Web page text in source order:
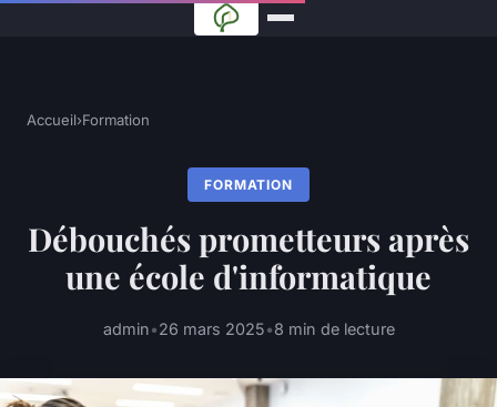
Accueil›Formation
FORMATION
Débouchés prometteurs après
une école d'informatique
admin•26 mars 2025•8 min de lecture